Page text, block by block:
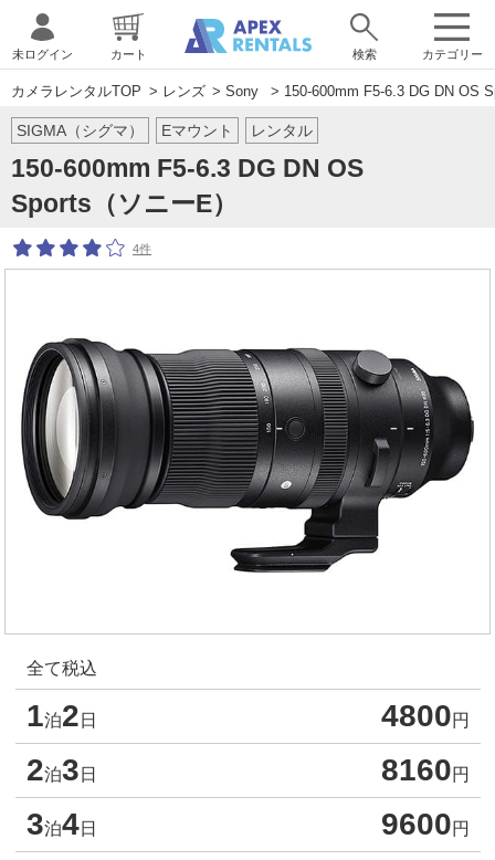
カテゴリー
未ログイン カート 検索
カメラレンタルTOP > レンズ > Sony > 150-600mm F5-6.3 DG DN OS
SIGMA（シグマ）
150-600mm F5-6.3 DG DN OS
Sports（ソニーE）
Eマウント レンタル
4件
全て税込
1泊2 日 4800円
2泊3 日 8160円
3泊4日 9600円